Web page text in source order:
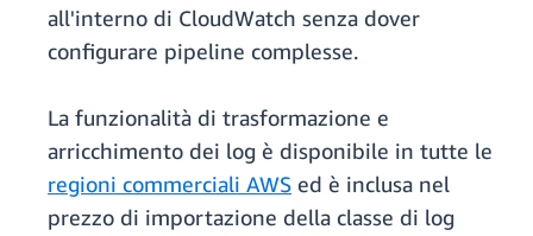
all'interno di CloudWatch senza dover
configurare pipeline complesse.
La funzionalità di trasformazione e
arricchimento dei log è disponibile in tutte le
regioni commerciali AWS ed è inclusa nel
prezzo di importazione della classe di log